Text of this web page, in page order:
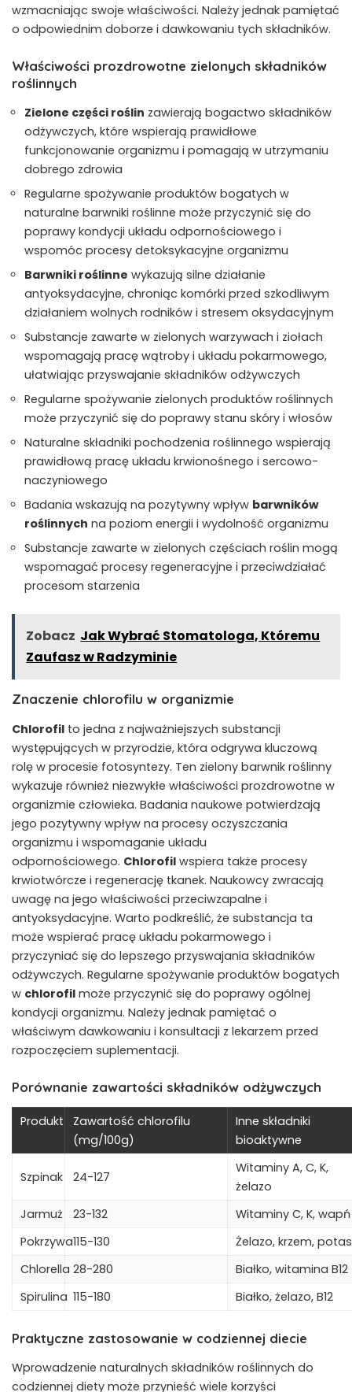
wzmacniając swoje właściwości. Należy jednak pamiętać
o odpowiednim doborze i dawkowaniu tych składników.
Właściwości prozdrowotne zielonych składników
roślinnych
Zielone części roślin zawierają bogactwo składników
odżywczych, które wspierają prawidłowe
funkcjonowanie organizmu i pomagają w utrzymaniu
dobrego zdrowia
Regularne spożywanie produktów bogatych w
naturalne barwniki roślinne może przyczynić się do
poprawy kondycji układu odpornościowego i
wspomóc procesy detoksykacyjne organizmu
Barwniki roślinne wykazują silne działanie
antyoksydacyjne, chroniąc komórki przed szkodliwym
działaniem wolnych rodników i stresem oksydacyjnym
Substancje zawarte w zielonych warzywach i ziołach
wspomagają pracę wątroby i układu pokarmowego,
ułatwiając przyswajanie składników odżywczych
Regularne spożywanie zielonych produktów roślinnych
może przyczynić się do poprawy stanu skóry i włosów
Naturalne składniki pochodzenia roślinnego wspierają
prawidłową pracę układu krwionośnego i sercowo-
naczyniowego
Badania wskazują na pozytywny wpływ barwników
roślinnych na poziom energii i wydolność organizmu
Substancje zawarte w zielonych częściach roślin mogą
wspomagać procesy regeneracyjne i przeciwdziałać
procesom starzenia
Zobacz Jak Wybrać Stomatologa, Któremu
Zaufasz w Radzyminie
Znaczenie chlorofilu w organizmie
Chlorofil to jedna z najważniejszych substancji
występujących w przyrodzie, która odgrywa kluczową
rolę w procesie fotosyntezy. Ten zielony barwnik roślinny
wykazuje również niezwykłe właściwości prozdrowotne w
organizmie człowieka. Badania naukowe potwierdzają
jego pozytywny wpływ na procesy oczyszczania
organizmu i wspomaganie układu
odpornościowego. Chlorofil wspiera także procesy
krwiotwórcze i regenerację tkanek. Naukowcy zwracają
uwagę na jego właściwości przeciwzapalne i
antyoksydacyjne. Warto podkreślić, że substancja ta
może wspierać pracę układu pokarmowego i
przyczyniać się do lepszego przyswajania składników
odżywczych. Regularne spożywanie produktów bogatych
w chlorofil może przyczynić się do poprawy ogólnej
kondycji organizmu. Należy jednak pamiętać o
właściwym dawkowaniu i konsultacji z lekarzem przed
rozpoczęciem suplementacji.
Porównanie zawartości składników odżywczych
Produkt
Zawartość chlorofilu
(mg/100g)
Inne składniki
bioaktywne
Szpinak 24-127
Witaminy A, C, K,
żelazo
Jarmuż
23-132
Witaminy C, K, wapń
Pokrzywa115-130
Żelazo, krzem, potas
Chlorella 28-280
Białko, witamina B12
Spirulina 115-180 Białko, żelazo, B12
Praktyczne zastosowanie w codziennej diecie
Wprowadzenie naturalnych składników roślinnych do
codziennej diety może przynieść wiele korzyści